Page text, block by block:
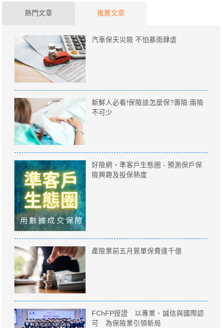
熱門文章 推薦文章
汽車保天災險 不怕暴雨肆虐
新鮮人必看!保險該怎麼保?壽險:兩險
不可少
好險網，準客戶生態圈 - 預測保戶保
險興趣及投保熱度
產險業前五月簽單保費達千億
FChFP授證 以專業、誠信與國際認
可 為保險業引領新局